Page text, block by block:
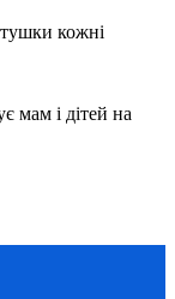
кожні
мам і дітей на